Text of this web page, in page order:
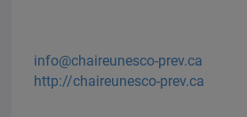
info@chaireunesco-prev.ca
http://chaireunesco-prev.ca